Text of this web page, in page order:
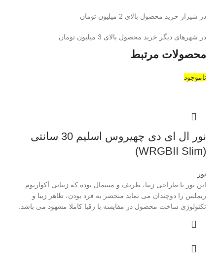
در شیراز خرید محصول بالای 2 میلیون تومان
در شهرهای دیگر خرید محصول بالای 3 میلیون تومان
محصولات مرتبط
ناموجود
نور ال ای دی چهیروس اسلیم 30 سانتی
(WRGBII Slim)
نور
این نور با طراحی زیبا، ظریف و مینیمال بوده که زیبایی آکواریوم
ریملس را دوچندان می نماید منحصر به فرد بودن، ظاهر زیبا و
تکنولوژی ساخت محصول در مقایسه با رقبا کاملا مشهود می باشد.